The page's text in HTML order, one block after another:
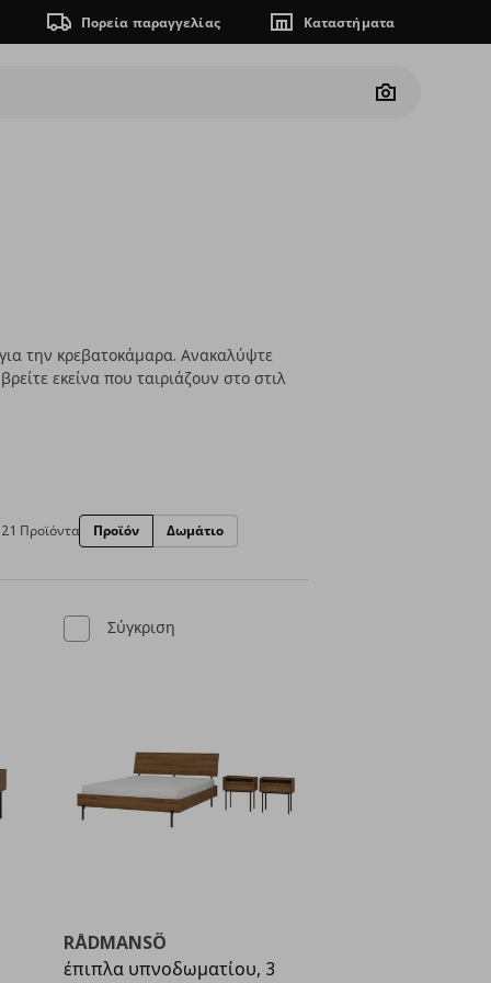
Πορεία παραγγελίας Καταστήματα
Camera
την κρεβατοκάμαρα. Ανακαλύψτε
εκείνα που ταιριάζουν στο στιλ
21 Προϊόντα Προϊόν Δωμάτιο
Σύγκριση
RÅDMANSÖ
έπιπλα υπνοδωματίου, 3